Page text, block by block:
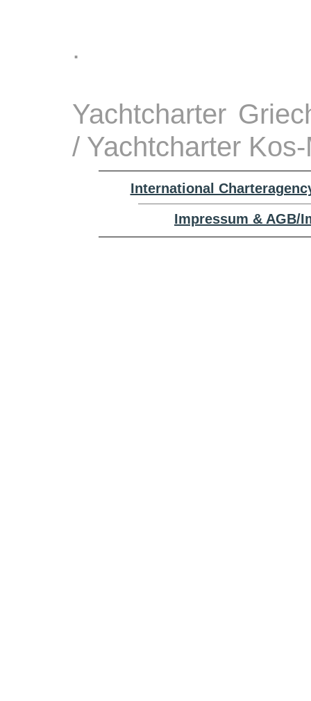
.
Yachtcharter
/ Yachtcharter
International
Impressum & AGB/